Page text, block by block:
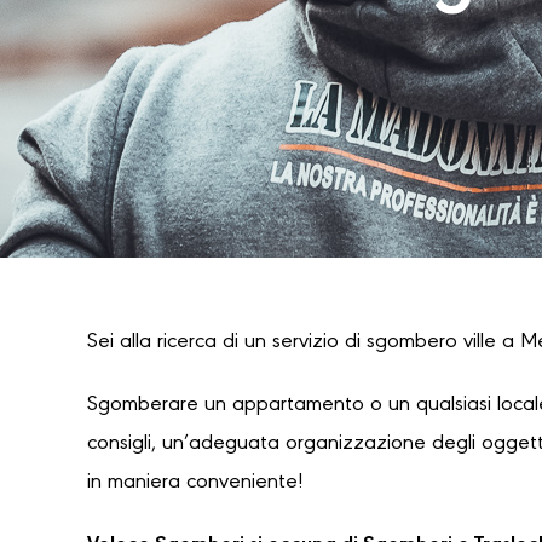
Sei alla ricerca di un servizio di sgombero ville a
Sgomberare un appartamento o un qualsiasi
consigli, un’adeguata organizzazione degli
in maniera conveniente!